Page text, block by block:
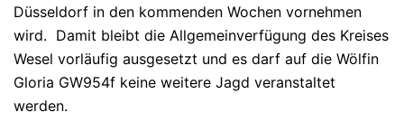
Düsseldorf in den kommenden Wochen vornehmen
wird. Damit bleibt die Allgemeinverfügung des Kreises
Wesel vorläufig ausgesetzt und es darf auf die Wölfin
Gloria GW954f keine weitere Jagd veranstaltet
werden.